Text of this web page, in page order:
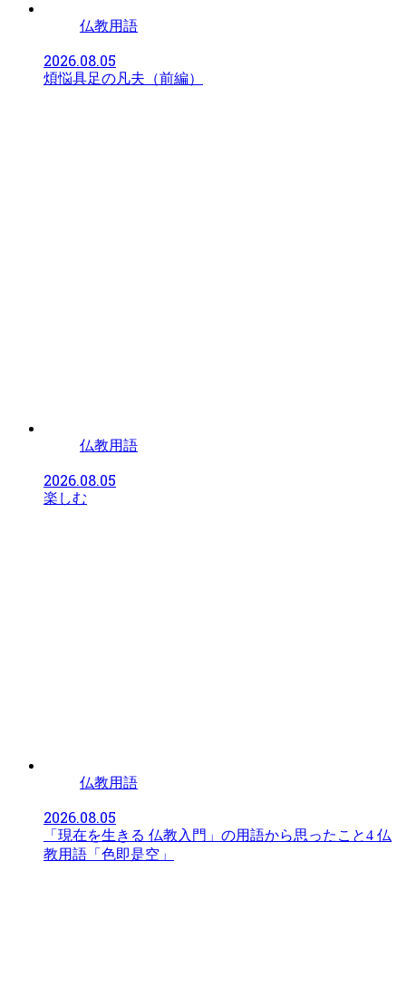
仏教用語
2026.08.05
煩悩具足の凡夫（前編）
仏教用語
2026.08.05
楽しむ
仏教用語
2026.08.05
「現在を生きる 仏教入門」の用語から思ったこと4 仏
教用語「色即是空」